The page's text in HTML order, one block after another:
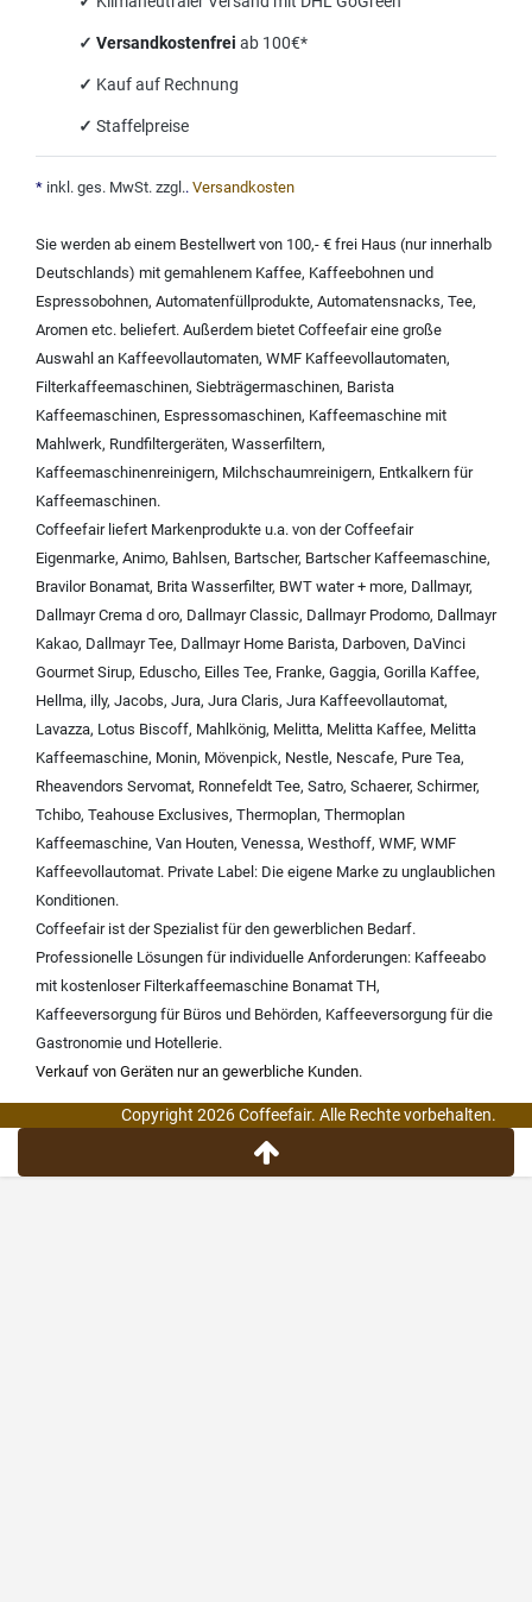
✓ Versandkostenfrei ab 100€*
✓ Kauf auf Rechnung
✓ Staffelpreise
* inkl. ges. MwSt. zzgl.. Versandkosten
Sie werden ab einem Bestellwert von 100,- € frei Haus (nur innerhalb
Deutschlands) mit gemahlenem Kaffee, Kaffeebohnen und
Espressobohnen, Automatenfüllprodukte, Automatensnacks, Tee,
Aromen etc. beliefert. Außerdem bietet Coffeefair eine große
Auswahl an Kaffeevollautomaten, WMF Kaffeevollautomaten,
Filterkaffeemaschinen, Siebträgermaschinen, Barista
Kaffeemaschinen, Espressomaschinen, Kaffeemaschine mit
Mahlwerk, Rundfiltergeräten, Wasserfiltern,
Kaffeemaschinenreinigern, Milchschaumreinigern, Entkalkern für
Kaffeemaschinen.
Coffeefair liefert Markenprodukte u.a. von derCoffeefair
Eigenmarke, Animo, Bahlsen, Bartscher, Bartscher Kaffeemaschine,
Bravilor Bonamat, Brita Wasserfilter, BWT water + more, Dallmayr,
Dallmayr Crema d oro, Dallmayr Classic, Dallmayr Prodomo, Dallmayr
Kakao, Dallmayr Tee, Dallmayr Home Barista, Darboven, DaVinci
Gourmet Sirup, Eduscho, Eilles Tee, Franke, Gaggia, Gorilla Kaffee,
Hellma, illy, Jacobs, Jura, Jura Claris, Jura Kaffeevollautomat,
Lavazza, Lotus Biscoff, Mahlkönig, Melitta, Melitta Kaffee, Melitta
Kaffeemaschine, Monin, Mövenpick, Nestle, Nescafe, Pure Tea,
Rheavendors Servomat, Ronnefeldt Tee, Satro, Schaerer, Schirmer,
Tchibo, Teahouse Exclusives, Thermoplan, Thermoplan
Kaffeemaschine, Van Houten, Venessa, Westhoff, WMF, WMF
Kaffeevollautomat. Private Label: Die eigene Marke zu unglaublichen
Konditionen.
Coffeefair ist der Spezialist für den gewerblichen Bedarf.
Professionelle Lösungen für individuelle Anforderungen: Kaffeeabo
mit kostenloser Filterkaffeemaschine Bonamat TH,
Kaffeeversorgung für Büros und Behörden, Kaffeeversorgung für die
Gastronomie und Hotellerie.
Verkauf von Geräten nur an gewerbliche Kunden.
Copyright 2026 Coffeefair. Alle Rechte vorbehalten.